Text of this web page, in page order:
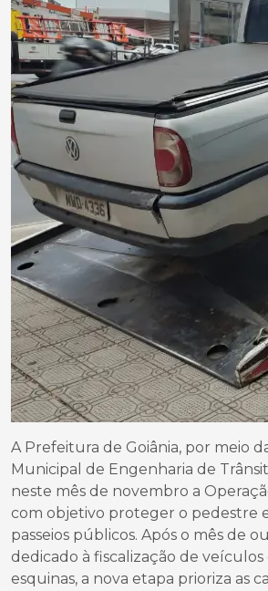
A Prefeitura de Goiânia, por meio
Municipal de Engenharia de
neste mês de novembro a
com objetivo proteger o pedestre
passeios públicos. Após o mês de
dedicado à fiscalização de veículos
esquinas, a nova etapa prioriza as